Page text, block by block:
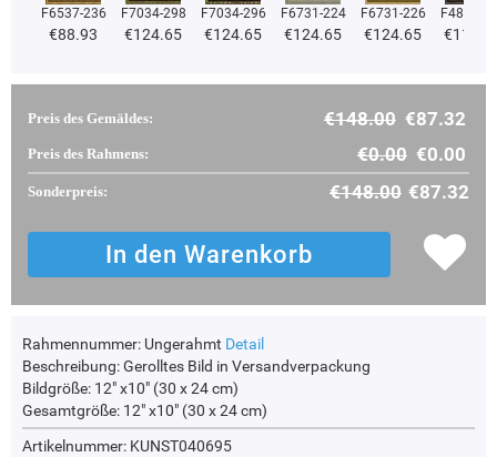
F6537-236
€88.93
F7034-298
€124.65
F7034-296
€124.65
F6731-224
€124.65
F6731-226
€124.65
F4827-
Preis des Gemäldes: €148.00 €87.32
Preis des Rahmens: €0.00 €0.00
Sonderpreis: €148.00 €87.32
Rahmennummer: Ungerahmt Detail
Beschreibung:Gerolltes Bild in Versandverpackung
Bildgröße: 12" x10" (30 x 24 cm)
Gesamtgröße: 12" x10" (30 x 24 cm)
Artikelnummer: KUNST040695